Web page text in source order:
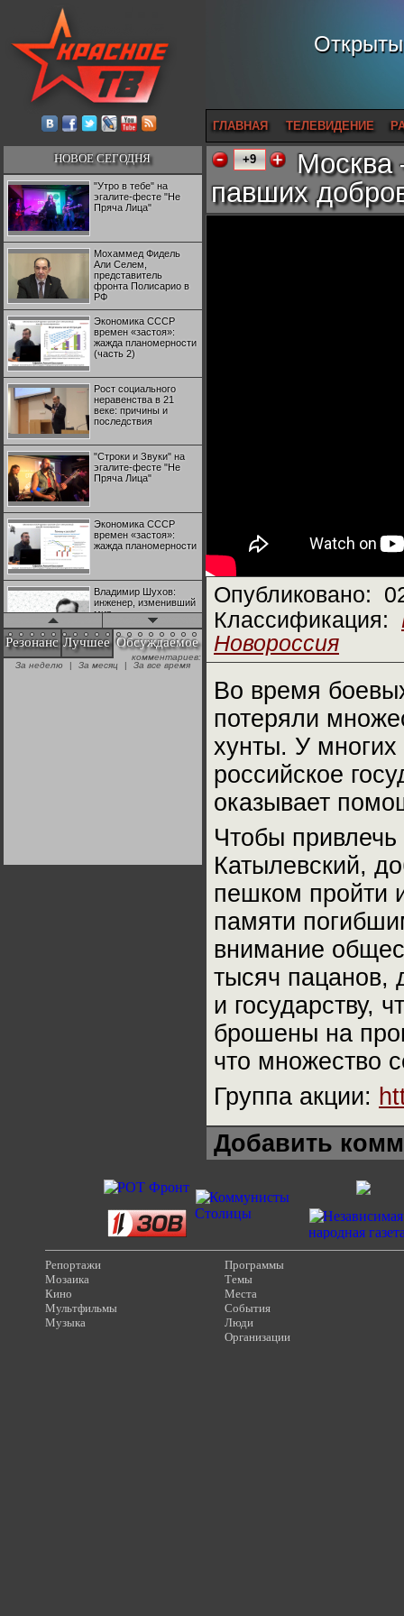
ГЛАВНАЯ ТЕЛЕВИДЕНИЕ
НОВОЕ СЕГОДНЯ
"Утро в тебе" на
эгалите-фесте "Не
Пряча Лица"
Мохаммед Фидель
Али Селем,
представитель
фронта Полисарио в
РФ
Экономика СССР
времен «застоя»:
жажда планомерности
(часть 2)
Рост социального
неравенства в 21
веке: причины и
последствия
"Строки и Звуки" на
эгалите-фесте "Не
Пряча Лица"
Экономика СССР
времен «застоя»:
жажда планомерности
Владимир Шухов:
инженер, изменивший
мир
"Аркадий Коц" на
эгалите-фесте "Не
Резонанс Лучшее Обсуждаемое
комментариев:
За неделю
| За месяц | За все время
+9
Москва
павших
Опубликовано:
Классификация:
Новороссия
Во время
потеряли
хунты. У
российское
оказывает
Чтобы
Катылевский,
пешком пройти
памяти
внимание
тысяч пацанов,
и государству,
брошены на
что множество
Группа акции:
Добавить
Репортажи
Мозаика
Кино
Мультфильмы
Музыка
Программы
Темы
Места
События
Люди
Организации